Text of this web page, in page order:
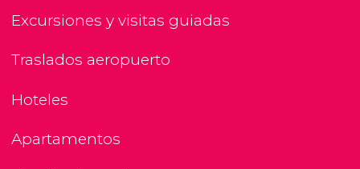
Excursiones y visitas guiadas
Traslados aeropuerto
Hoteles
Apartamentos